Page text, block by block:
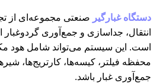
دستگاه غبارگیر صنعتی مجموعه‌ای از
انتقال، جداسازی و جمع‌آوری گردوغبار
است. این سیستم می‌تواند شامل هود
محفظه فیلتر، کیسه‌ها، کارتریج‌ها،
جمع‌آوری غبار باشد.